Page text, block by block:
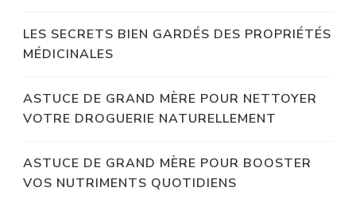
LES SECRETS BIEN GARDÉS DES PROPRIÉTÉS
MÉDICINALES
ASTUCE DE GRAND MÈRE POUR NETTOYER
VOTRE DROGUERIE NATURELLEMENT
ASTUCE DE GRAND MÈRE POUR BOOSTER
VOS NUTRIMENTS QUOTIDIENS